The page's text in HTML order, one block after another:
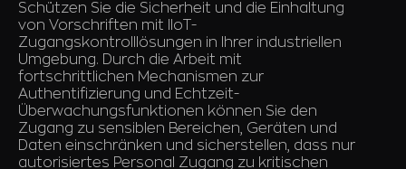
Schützen Sie die Sicherheit und die Einhaltung
von Vorschriften mit IIoT-
Zugangskontrolllösungen in Ihrer industriellen
Umgebung. Durch die Arbeit mit
fortschrittlichen Mechanismen zur
Authentifizierung und Echtzeit-
Überwachungsfunktionen können Sie den
Zugang zu sensiblen Bereichen, Geräten und
Daten einschränken und sicherstellen, dass nur
autorisiertes Personal Zugang zu kritischen